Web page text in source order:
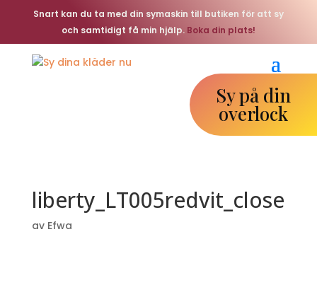
Snart kan du ta med din symaskin till butiken för att sy
och samtidigt få min hjälp. Boka din plats!
Sy på din
overlock
liberty_LT005redvit_close
av Efwa